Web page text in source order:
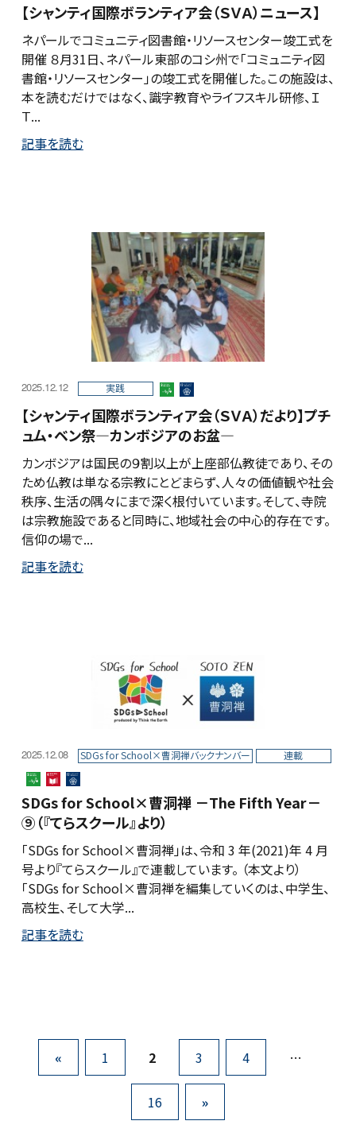
【シャンティ国際ボランティア会（ＳＶＡ）ニュース】
ネパールでコミュニティ図書館・リソースセンター竣工式を
開催 ８月31日、ネパール東部のコシ州で「コミュニティ図
書館・リソースセンター」の竣工式を開催した。この施設は、
本を読むだけではなく、識字教育やライフスキル研修、Ｉ
Ｔ...
記事を読む
2025.12.12 実践
【シャンティ国際ボランティア会（ＳＶＡ）だより】プチ
ュム・ベン祭―カンボジアのお盆―
カンボジアは国民の９割以上が上座部仏教徒であり、その
ため仏教は単なる宗教にとどまらず、人々の価値観や社会
秩序、生活の隅々にまで深く根付いています。そして、寺院
は宗教施設であると同時に、地域社会の中心的存在です。
信仰の場で...
記事を読む
2025.12.08 SDGs for School×曹洞禅バックナンバー 連載
SDGs for School×曹洞禅 －The Fifth Year－
⑨（『てらスクール』より）
「SDGs for School×曹洞禅」は、令和 3 年(2021)年 4 月
号より『てらスクール』で連載しています。 （本文より）
「SDGs for School×曹洞禅を編集していくのは、中学生、
高校生、そして大学...
記事を読む
« 1 2 3 4 …
16 »